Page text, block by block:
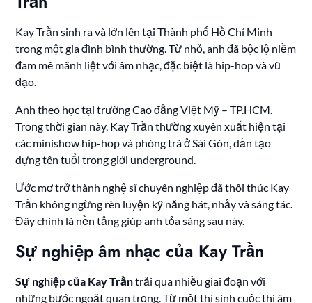
Kay Trần sinh ra và lớn lên tại Thành phố Hồ Chí Minh
trong một gia đình bình thường. Từ nhỏ, anh đã bộc lộ niềm
đam mê mãnh liệt với âm nhạc, đặc biệt là hip-hop và vũ
đạo.
Anh theo học tại trường Cao đẳng Việt Mỹ – TP.HCM.
Trong thời gian này, Kay Trần thường xuyên xuất hiện tại
các minishow hip-hop và phòng trà ở Sài Gòn, dần tạo
dựng tên tuổi trong giới underground.
Ước mơ trở thành nghệ sĩ chuyên nghiệp đã thôi thúc Kay
Trần không ngừng rèn luyện kỹ năng hát, nhảy và sáng tác.
Đây chính là nền tảng giúp anh tỏa sáng sau này.
Sự nghiệp âm nhạc của Kay Trần
Sự nghiệp của Kay Trầntrải qua nhiều giai đoạn với
những bước ngoặt quan trọng. Từ một thí sinh cuộc thi âm